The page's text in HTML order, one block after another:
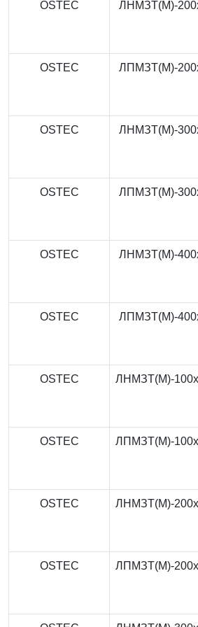
OSTEC ЛНМЗТ(М)-
OSTEC ЛПМЗТ(М)-
OSTEC ЛНМЗТ(М)-
OSTEC ЛПМЗТ(М)-
OSTEC ЛНМЗТ(М)-
OSTEC ЛПМЗТ(М)-
OSTEC ЛНМЗТ(М)-
OSTEC ЛПМЗТ(М)-
OSTEC ЛНМЗТ(М)-
OSTEC ЛПМЗТ(М)-